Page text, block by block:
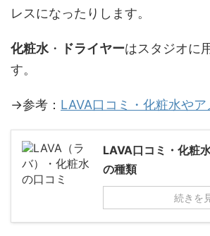
レスになったりします。
化粧水 ・ ドライヤーはスタジオに
す。
→参考： LAVA口コミ・化粧水や
LAVA口コミ・化粧
の種類
続きを